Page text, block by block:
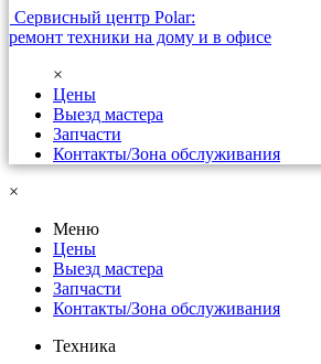
Сервисный центр Polar:
ремонт техники на дому и в офисе
×
Цены
Выезд мастера
Запчасти
Контакты/Зона обслуживания
×
Меню
Цены
Выезд мастера
Запчасти
Контакты/Зона обслуживания
Техника